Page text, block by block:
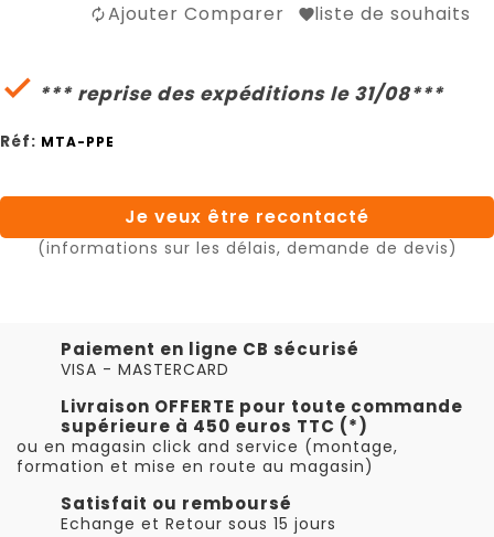
Ajouter Comparer liste de souhaits
 *** reprise des expéditions le 31/08***
Réf: MTA-PPE
Je veux être recontacté
(informations sur les délais, demande de devis)
Paiement en ligne CB sécurisé
VISA - MASTERCARD
Livraison OFFERTE pour toute commande
supérieure à 450 euros TTC (*)
ou en magasin click and service (montage,
formation et mise en route au magasin)
Satisfait ou remboursé
Echange et Retour sous 15 jours